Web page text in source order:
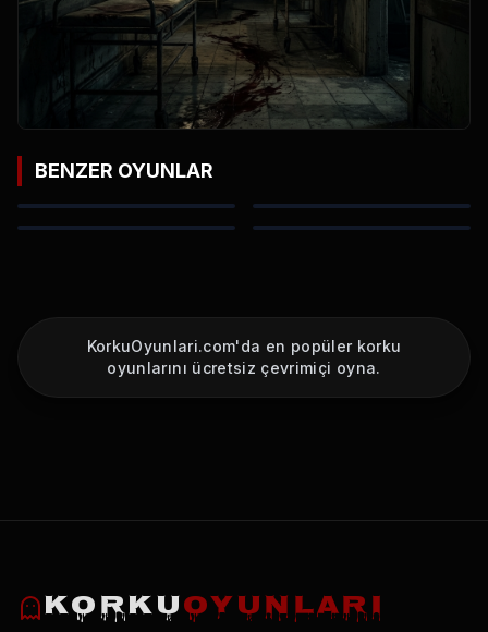
BENZER OYUNLAR
KorkuOyunlari.com'da en popüler korku
oyunlarını ücretsiz çevrimiçi oyna.
KORKUOYUNLARI